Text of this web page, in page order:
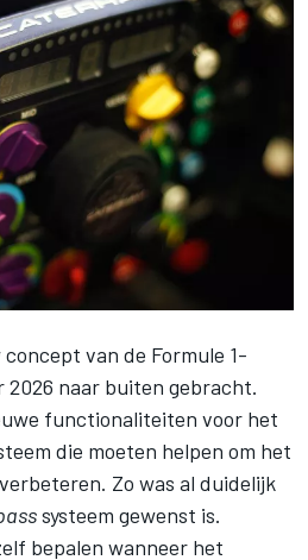
van de Formule 1-
naar buiten gebracht.
functionaliteiten voor het
die moeten helpen om het
Zo was al duidelijk
systeem gewenst is.
bepalen wanneer het